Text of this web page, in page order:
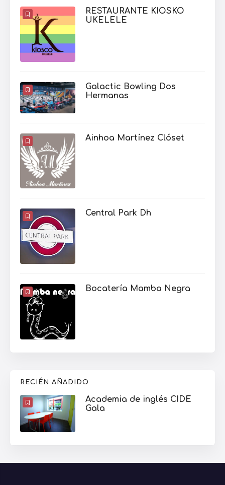
RESTAURANTE KIOSKO
UKELELE
Galactic Bowling Dos
Hermanas
Ainhoa Martínez Clóset
Central Park Dh
Bocatería Mamba Negra
RECIÉN AÑADIDO
Academia de inglés CIDE
Gala